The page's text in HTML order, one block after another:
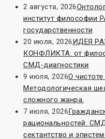
2 августа, 2026
институт философии
государственности
20 июля, 2026ИДЕЯ
КОНФЛИКТА: от
СМД-диагностики
9 июля, 2026О
Методологическая
сложного жанра.
7 июля, 2026
рациональностей:
сектантство и